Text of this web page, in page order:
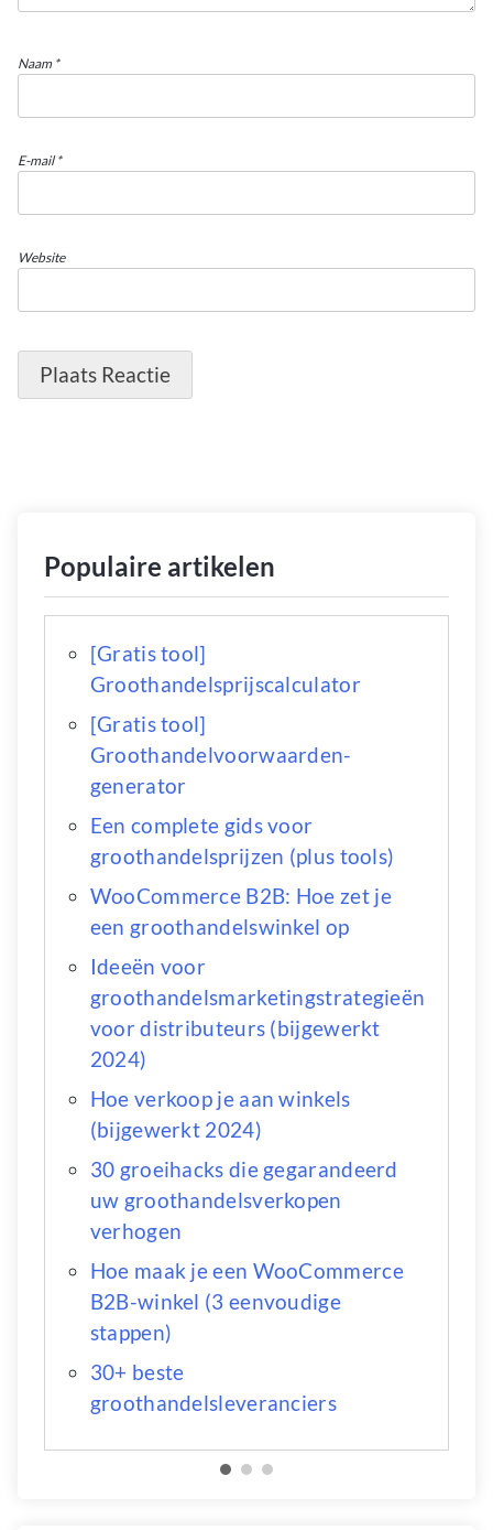
Naam *
E-mail*
Website
Populaire artikelen
[Gratis tool]
Groothandelsprijscalculator
[Gratis tool]
Groothandelvoorwaarden-
generator
Een complete gids voor
groothandelsprijzen (plus tools)
WooCommerce B2B: Hoe zet je
een groothandelswinkel op
Ideeën voor
groothandelsmarketingstrategieën
voor distributeurs (bijgewerkt
2024)
Hoe verkoop je aan winkels
(bijgewerkt 2024)
30 groeihacks die gegarandeerd
uw groothandelsverkopen
verhogen
Hoe maak je een WooCommerce
B2B-winkel (3 eenvoudige
stappen)
30+ beste
groothandelsleveranciers